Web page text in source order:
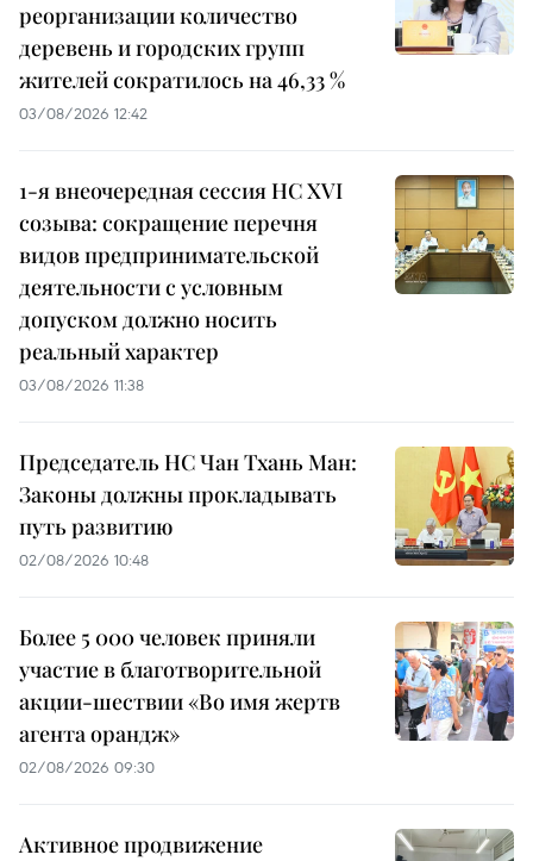
реорганизации количество
деревень и городских групп
жителей сократилось на 46,33 %
03/08/2026 12:42
1-я внеочередная сессия НС XVI
созыва: сокращение перечня
видов предпринимательской
деятельности с условным
допуском должно носить
реальный характер
03/08/2026 11:38
Председатель НС Чан Тхань Ман:
Законы должны прокладывать
путь развитию
02/08/2026 10:48
Более 5 000 человек приняли
участие в благотворительной
акции-шествии «Во имя жертв
агента орандж»
02/08/2026 09:30
Активное продвижение